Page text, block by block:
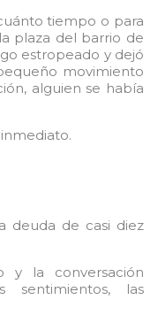
tiempo o para
plaza del barrio de
estropeado y dejó
movimiento
alguien se había
deuda de casi diez
y la conversación
las